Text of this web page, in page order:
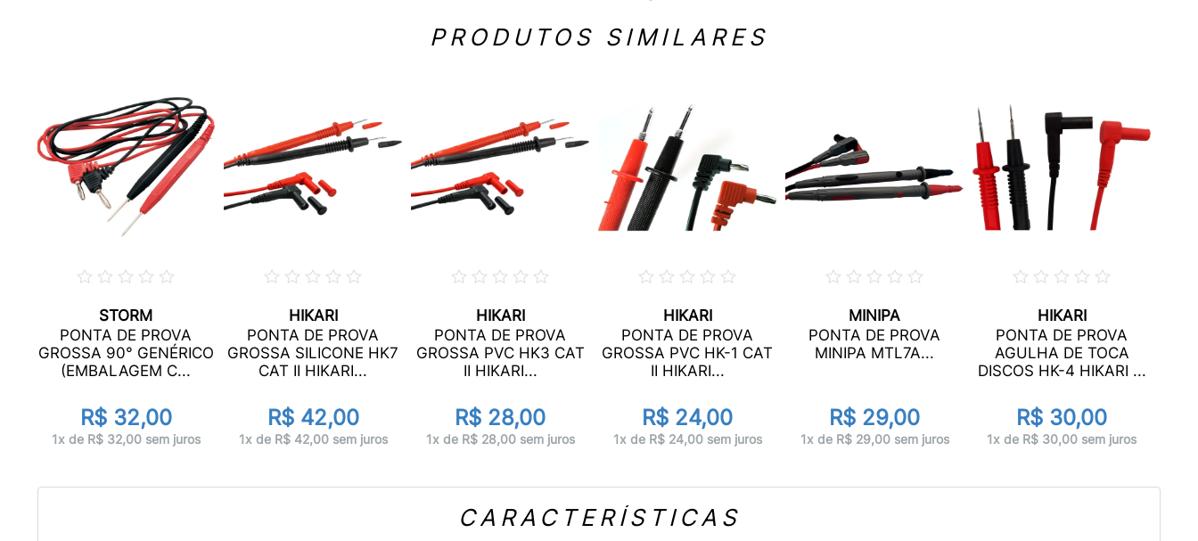
PRODUTOS SIMILARES
STORM
PONTA DE PROVA
GROSSA 90° GENÉRICO
(EMBALAGEM C...
R$ 32,00
1x de R$ 32,00 sem juros
HIKARI
PONTA DE PROVA
GROSSA SILICONE HK7
CAT II HIKARI...
R$ 42,00
1x de R$ 42,00 sem juros
HIKARI
PONTA DE PROVA
GROSSA PVC HK3 CAT
II HIKARI...
R$ 28,00
1x de R$ 28,00 sem juros
HIKARI
PONTA DE PROVA
GROSSA PVC HK-1 CAT
II HIKARI...
R$ 24,00
1x de R$ 24,00 sem juros
MINIPA
PONTA DE PROVA
MINIPA MTL7A...
R$ 29,00
1x de R$ 29,00 sem juros
HIKARI
PONTA DE PROVA
AGULHA DE TOCA
DISCOS HK-4 HIKARI ...
R$ 30,00
1x de R$ 30,00 sem juros
CARACTERÍSTICAS